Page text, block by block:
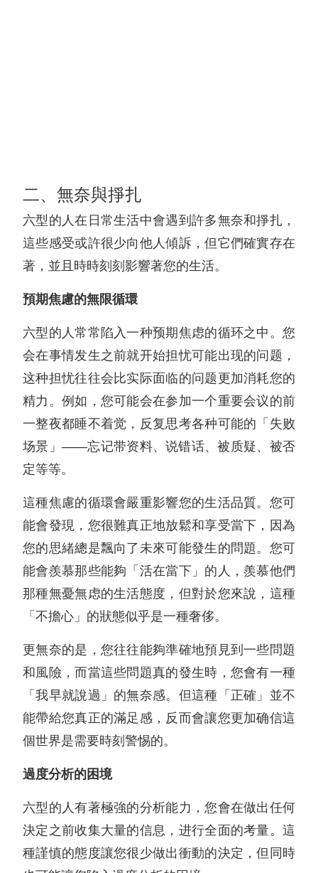
二、無奈與掙扎
六型的人在日常生活中會遇到許多無奈和掙扎，
這些感受或許很少向他人傾訴，但它們確實存在
著，並且時時刻刻影響著您的生活。
預期焦慮的無限循環
六型的人常常陷入一种预期焦虑的循环之中。您
会在事情发生之前就开始担忧可能出现的问题，
这种担忧往往会比实际面临的问题更加消耗您的
精力。例如，您可能会在参加一个重要会议的前
一整夜都睡不着觉，反复思考各种可能的「失败
场景」——忘记带资料、说错话、被质疑、被否
定等等。
這種焦慮的循環會嚴重影響您的生活品質。您可
能會發現，您很難真正地放鬆和享受當下，因為
您的思緒總是飄向了未來可能發生的問題。您可
能會羨慕那些能夠「活在當下」的人，羨慕他們
那種無憂無虑的生活態度，但對於您來說，這種
「不擔心」的狀態似乎是一種奢侈。
更無奈的是，您往往能夠準確地預見到一些問題
和風險，而當這些問題真的發生時，您會有一種
「我早就說過」的無奈感。但這種「正確」並不
能帶給您真正的滿足感，反而會讓您更加确信這
個世界是需要時刻警惕的。
過度分析的困境
六型的人有著極強的分析能力，您會在做出任何
決定之前收集大量的信息，进行全面的考量。這
種謹慎的態度讓您很少做出衝動的決定，但同時